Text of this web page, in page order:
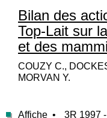
Bilan des
Top-Lait sur
et des
COUZY C.,
MORVAN Y.
Affiche • 3R 1997